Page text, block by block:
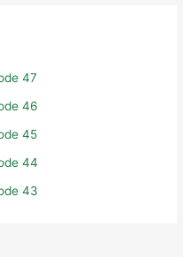
47
46
45
44
43